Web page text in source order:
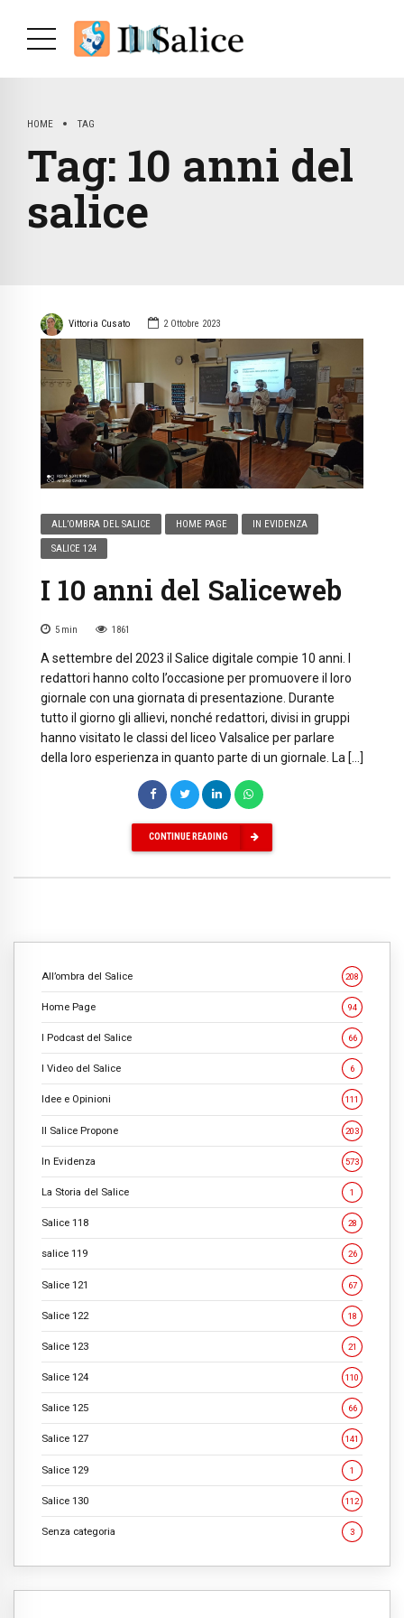
HOME TAG
Tag: 10 anni del
salice
Vittoria Cusato 2 Ottobre 2023
ALL’OMBRA DEL SALICE HOME PAGE IN EVIDENZA
SALICE 124
I 10 anni del Saliceweb
5 min 1861
A settembre del 2023 il Salice digitale compie 10 anni. I
redattori hanno colto l’occasione per promuovere il loro
giornale con una giornata di presentazione. Durante
tutto il giorno gli allievi, nonché redattori, divisi in gruppi
hanno visitato le classi del liceo Valsalice per parlare
della loro esperienza in quanto parte di un giornale. La […]
CONTINUE READING
All’ombra del Salice 208
Home Page 94
I Podcast del Salice 66
I Video del Salice 6
Idee e Opinioni 111
Il Salice Propone 203
In Evidenza 573
La Storia del Salice 1
Salice 118 28
salice 119 26
Salice 121 67
Salice 122 18
Salice 123 21
Salice 124 110
Salice 125 66
Salice 127 141
Salice 129 1
Salice 130 112
Senza categoria 3